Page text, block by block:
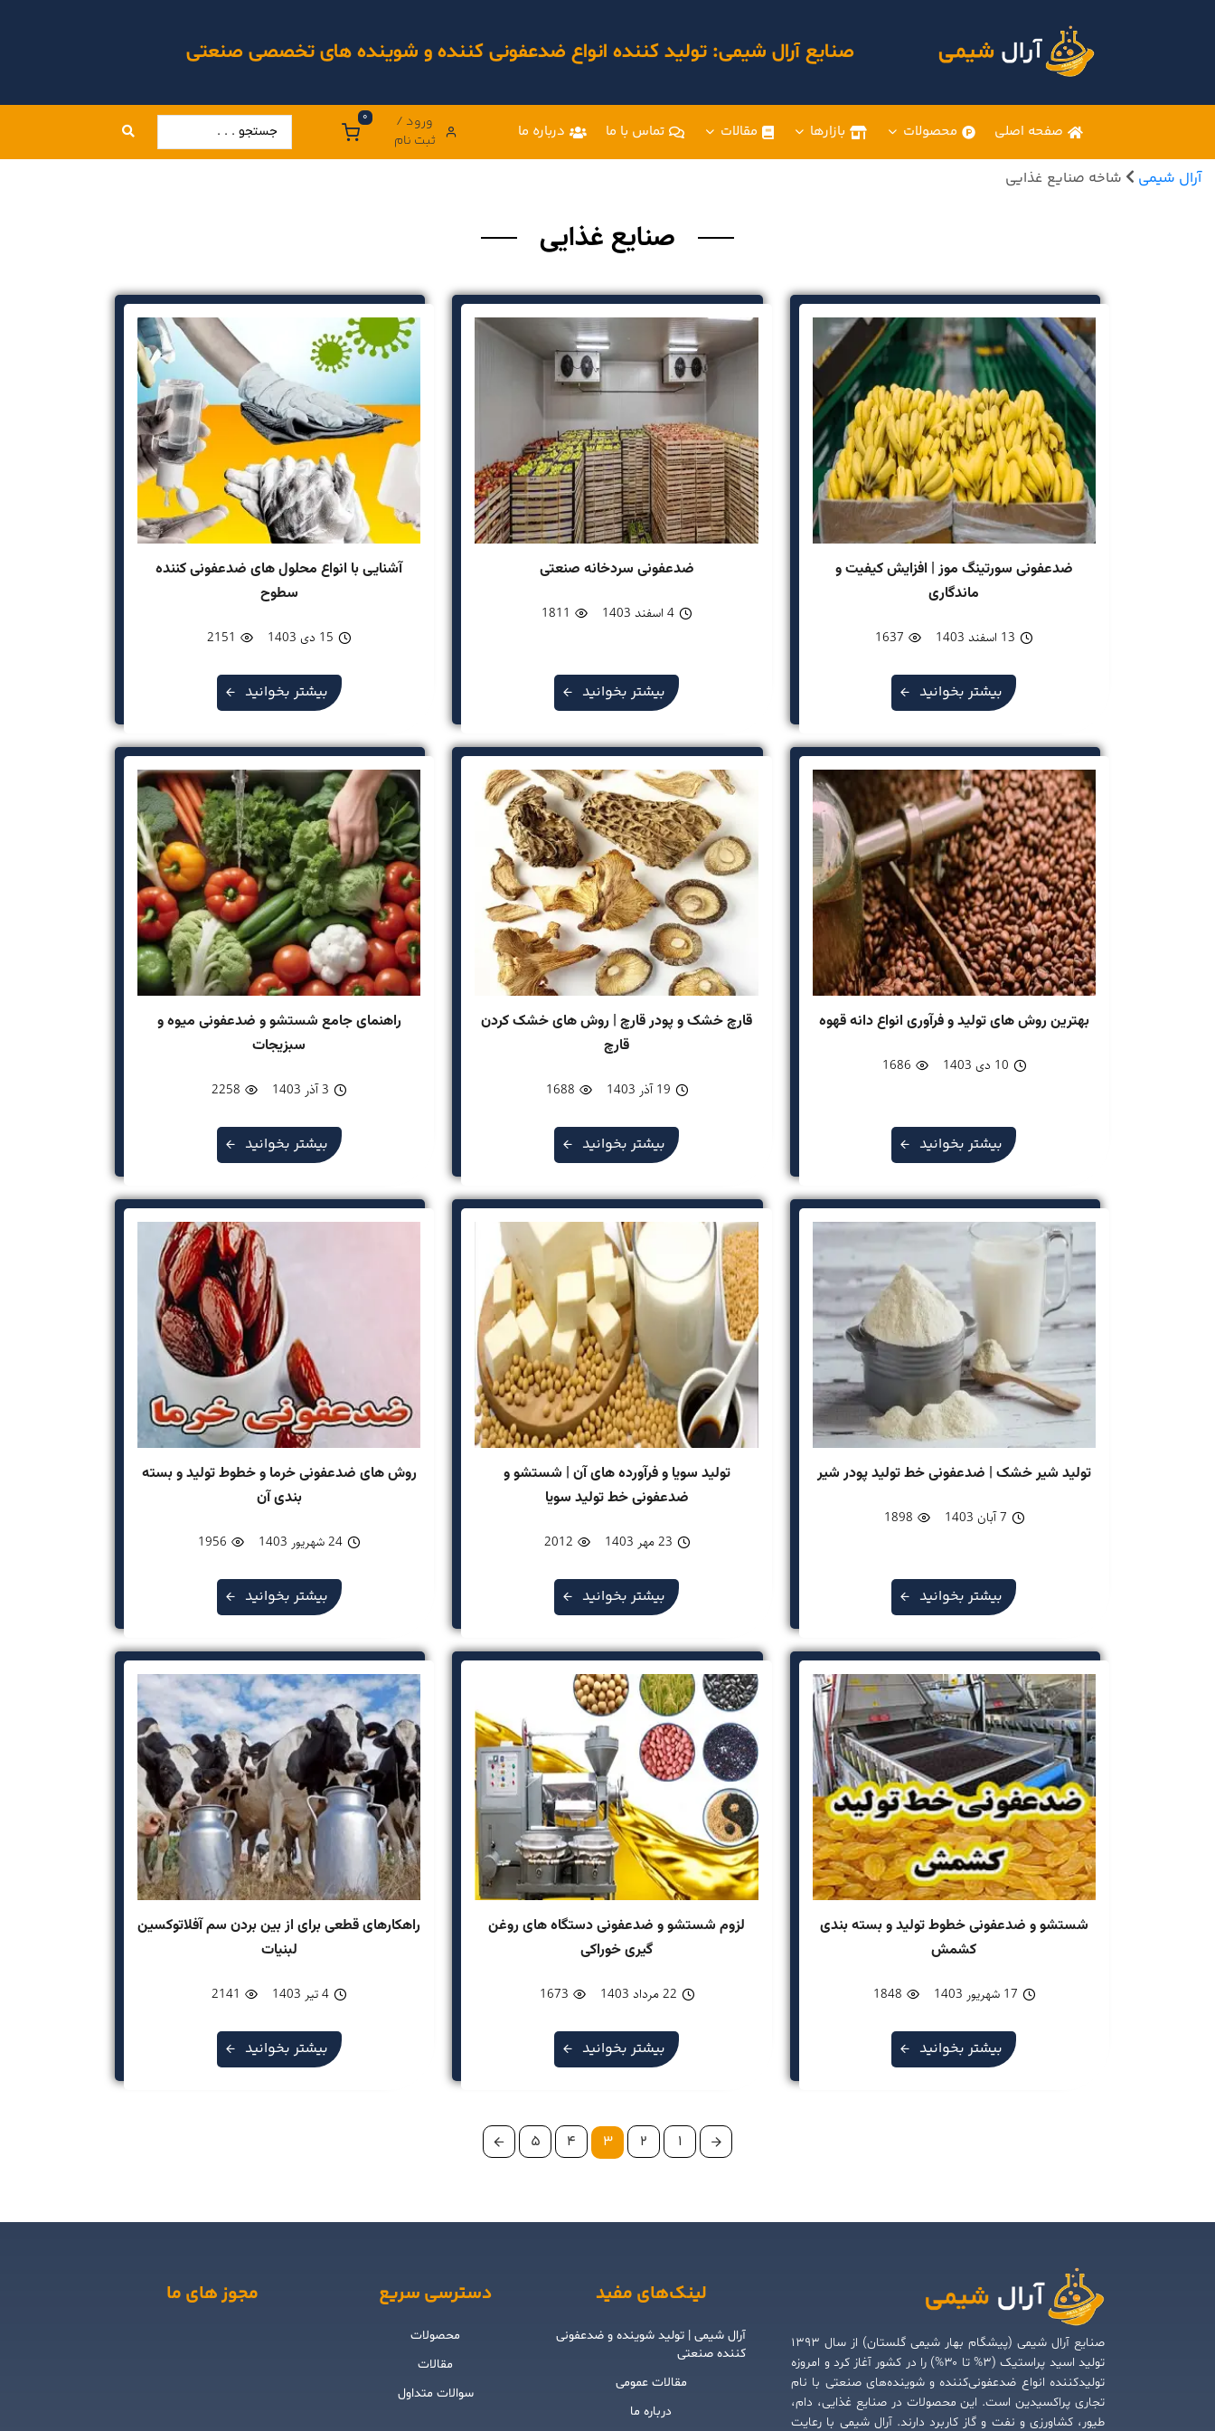
صنایع آرال شیمی: تولید کننده انواع ضدعفونی کننده و شوینده های تخصصی صنعتی
صفحه اصلی محصولات بازارها مقالات تماس با ما درباره ما
ورود /
ثبت نام
0
آرال شیمی شاخه صنایع غذایی
صنایع غذایی
ضدعفونی سورتینگ موز | افزایش کیفیت و
ماندگاری
13 اسفند 1403 1637
بیشتر بخوانید
ضدعفونی سردخانه صنعتی
4 اسفند 1403 1811
بیشتر بخوانید
آشنایی با انواع محلول های ضدعفونی کننده
سطوح
15 دی 1403 2151
بیشتر بخوانید
بهترین روش های تولید و فرآوری انواع دانه قهوه
10 دی 1403 1686
بیشتر بخوانید
قارچ خشک و پودر قارچ | روش های خشک کردن
قارچ
19 آذر 1403 1688
بیشتر بخوانید
راهنمای جامع شستشو و ضدعفونی میوه و
سبزیجات
3 آذر 1403 2258
بیشتر بخوانید
تولید شیر خشک | ضدعفونی خط تولید پودر شیر
7 آبان 1403 1898
بیشتر بخوانید
تولید سویا و فرآورده های آن | شستشو و
ضدعفونی خط تولید سویا
23 مهر 1403 2012
بیشتر بخوانید
روش های ضدعفونی خرما و خطوط تولید و بسته
بندی آن
24 شهریور 1403 1956
بیشتر بخوانید
شستشو و ضدعفونی خطوط تولید و بسته بندی
کشمش
17 شهریور 1403 1848
بیشتر بخوانید
لزوم شستشو و ضدعفونی دستگاه های روغن
گیری خوراکی
22 مرداد 1403 1673
بیشتر بخوانید
راهکارهای قطعی برای از بین بردن سم آفلاتوکسین
لبنیات
4 تیر 1403 2141
بیشتر بخوانید
1
2
3
4
5
صنایع آرال شیمی (پیشگام بهار شیمی گلستان) از سال ۱۳۹۳
تولید اسید پراستیک (۳% تا ۳۰%) را در کشور آغاز کرد و امروزه
تولیدکننده انواع ضدعفونی‌کننده و شوینده‌های صنعتی با نام
تجاری پراکسیدین است. این محصولات در صنایع غذایی، دام،
طیور، کشاورزی و نفت و گاز کاربرد دارند. آرال شیمی با رعایت
لینک‌های مفید
آرال شیمی | تولید شوینده و ضدعفونی
کننده صنعتی
مقالات عمومی
درباره ما
دسترسی سریع
محصولات
مقالات
سوالات متداول
مجوز های ما